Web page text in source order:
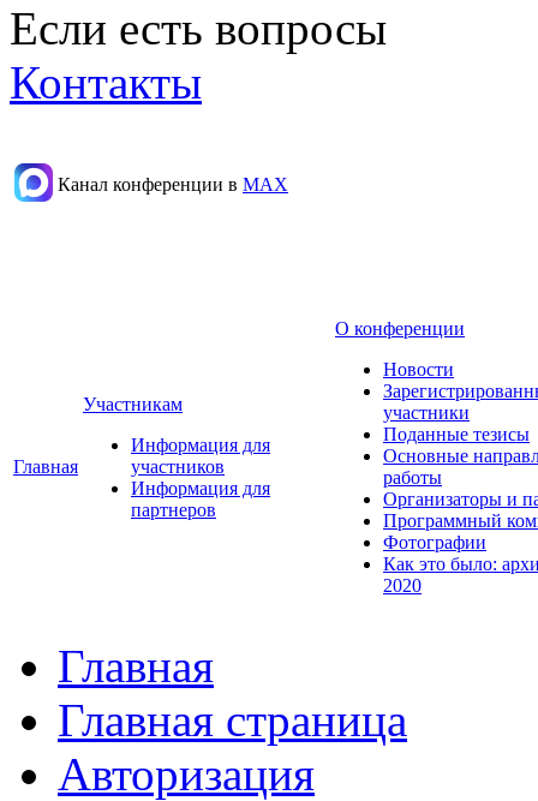
Если есть вопросы
Контакты
Канал конференции в МАХ
Главная
Участникам
Информация для
участников
Информация для
партнеров
О конференции
Новости
участники
Поданные тезисы
Основные
работы
Организаторы и
Программный
Фотографии
Как это было:
2020
Главная
Главная страница
Авторизация